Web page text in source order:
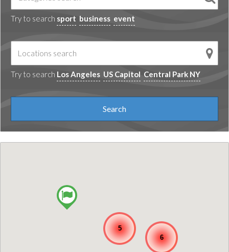
Try to search sport business event
Try to search Los Angeles US Capitol Central Park NY
6
5